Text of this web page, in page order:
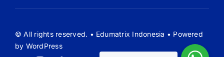
© All rights reserved. • Edumatrix Indonesia • Powered
by WordPress